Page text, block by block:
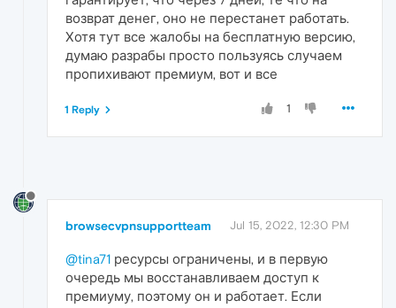
возврат денег, оно не перестанет работать.
Хотя тут все жалобы на бесплатную версию,
думаю разрабы просто пользуясь случаем
пропихивают премиум, вот и все
1
1 Reply
browsecvpnsupportteam Jul 15, 2022, 12:30 PM
@tina71 ресурсы ограничены, и в первую
очередь мы восстанавливаем доступ к
премиуму, поэтому он и работает. Если